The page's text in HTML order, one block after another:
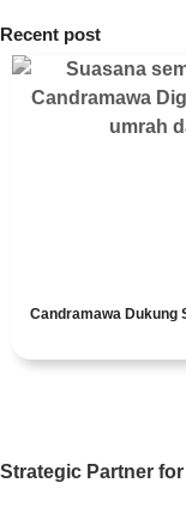
Recent post
Candramawa Dukung
Strategic Partner